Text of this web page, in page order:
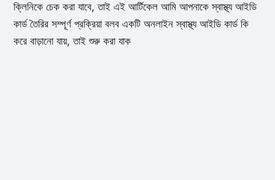
ক্লিনিকে চেক করা যাবে, তাই এই আর্টিকেল আমি আপনাকে স্বাস্থ্য আইডি
কার্ড তৈরির সম্পূর্ণ প্রক্রিয়া বলব একটি অনলাইন স্বাস্থ্য আইডি কার্ড কি
করে বাড়ানো যায়, তাই শুরু করা যাক